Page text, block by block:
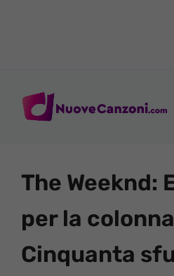
The Weeknd:
per la
Cinquanta